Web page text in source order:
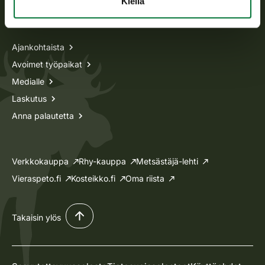
Tietoa meistä
Ajankohtaista
Avoimet työpaikat
Medialle
Laskutus
Anna palautetta
Verkkokauppa Rhy-kauppa
Metsästäjä-lehti
Vieraspeto.fi
Kosteikko.fi Oma riista
Takaisin ylös